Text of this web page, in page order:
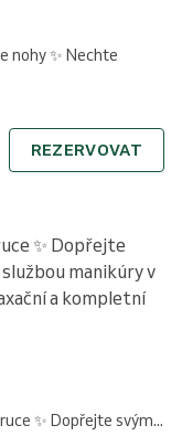
nohy ✨ Nechte
REZERVOVAT
✨ Dopřejte
manikúry v
a kompletní
✨ Dopřejte svým...